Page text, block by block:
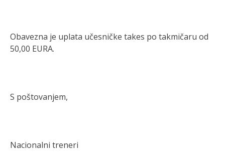
Obavezna je uplata učesničke takes po takmičaru od
50,00 EURA.
S poštovanjem,
Nacionalni treneri